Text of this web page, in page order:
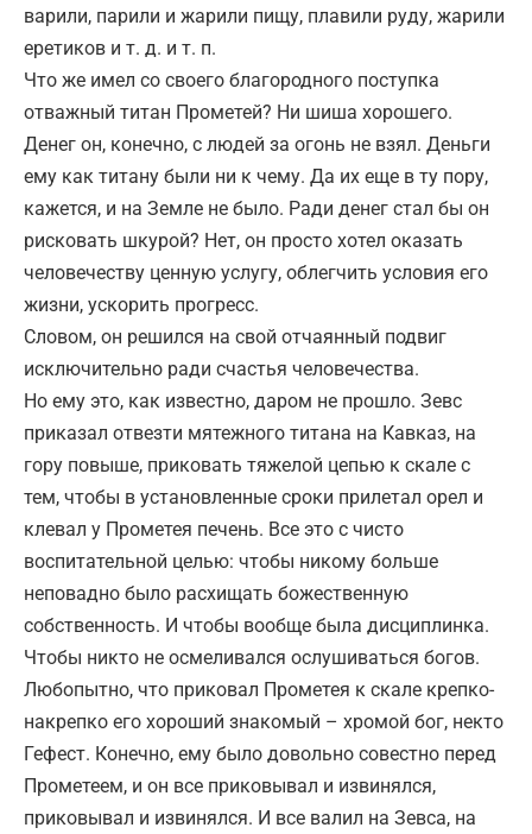
варили, парили и жарили пищу, плавили руду, жарили
еретиков и т. д. и т. п.
Что же имел со своего благородного поступка
отважный титан Прометей? Ни шиша хорошего.
Денег он, конечно, с людей за огонь не взял. Деньги
ему как титану были ни к чему. Да их еще в ту пору,
кажется, и на Земле не было. Ради денег стал бы он
рисковать шкурой? Нет, он просто хотел оказать
человечеству ценную услугу, облегчить условия его
жизни, ускорить прогресс.
Словом, он решился на свой отчаянный подвиг
исключительно ради счастья человечества.
Но ему это, как известно, даром не прошло. Зевс
приказал отвезти мятежного титана на Кавказ, на
гору повыше, приковать тяжелой цепью к скале с
тем, чтобы в установленные сроки прилетал орел и
клевал у Прометея печень. Все это с чисто
воспитательной целью: чтобы никому больше
неповадно было расхищать божественную
собственность. И чтобы вообще была дисциплинка.
Чтобы никто не осмеливался ослушиваться богов.
Любопытно, что приковал Прометея к скале крепко-
накрепко его хороший знакомый – хромой бог, некто
Гефест. Конечно, ему было довольно совестно перед
Прометеем, и он все приковывал и извинялся,
приковывал и извинялся. И все валил на Зевса, на